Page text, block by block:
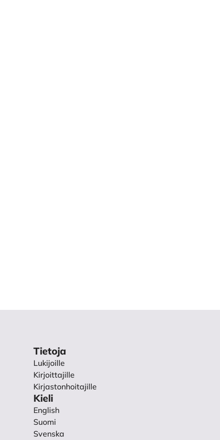
Ia.* Pitäjänkartasto.
Ia.* Pitäjänkartasto.
Tietoja
Lukijoille
Kirjoittajille
Kirjastonhoitajille
Kieli
English
Suomi
Svenska